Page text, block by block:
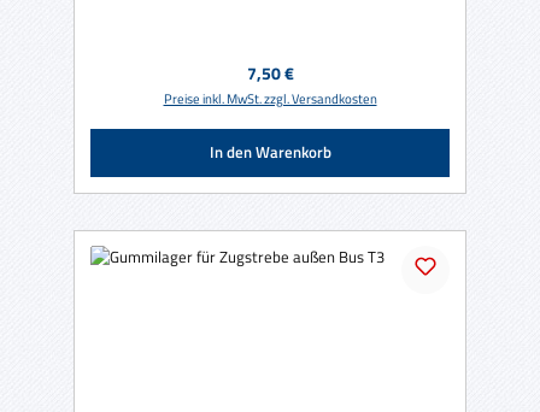
Regulärer Preis:
7,50 €
Preise inkl. MwSt. zzgl. Versandkosten
In den Warenkorb